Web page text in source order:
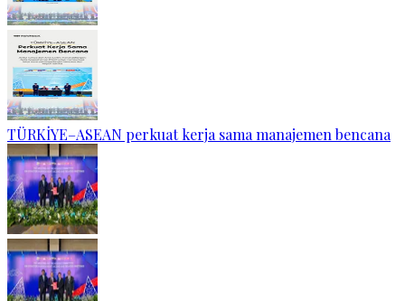
TÜRKİYE–ASEAN perkuat kerja sama manajemen bencana